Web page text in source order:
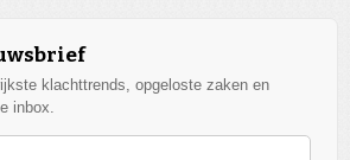
klachttrends, opgeloste zaken en
inbox.